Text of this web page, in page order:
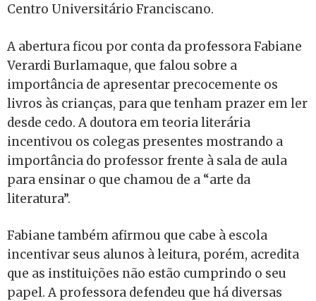
Centro Universitário Franciscano.
A abertura ficou por conta da professora Fabiane
Verardi Burlamaque, que falou sobre a
importância de apresentar precocemente os
livros às crianças, para que tenham prazer em ler
desde cedo. A doutora em teoria literária
incentivou os colegas presentes mostrando a
importância do professor frente à sala de aula
para ensinar o que chamou de a “arte da
literatura”.
Fabiane também afirmou que cabe à escola
incentivar seus alunos à leitura, porém, acredita
que as instituições não estão cumprindo o seu
papel. A professora defendeu que há diversas